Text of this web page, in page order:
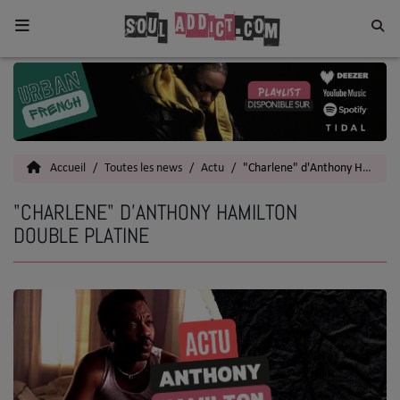
Home
Toutes les News
Actu
Interviews
Top 5
Accueil Toutes les news Actu "Charlene" d'Anthony Hamilton double platine
"CHARLENE" D'ANTHONY HAMILTON
DOUBLE PLATINE